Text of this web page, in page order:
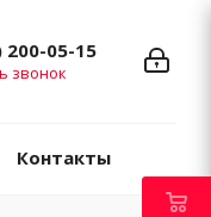
200-05-15
звонок
Контакты